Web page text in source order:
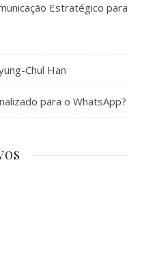
Estratégico para
Chul Han
para o WhatsApp?